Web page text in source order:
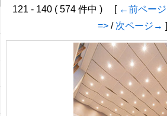
121 - 140 ( 574 件中 ) [ ←前ページ
=> / 次ページ→ ]